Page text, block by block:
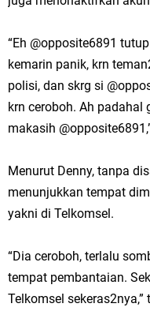
“Eh @opposite6891
kemarin panik, krn
polisi, dan skrg si
krn ceroboh. Ah padahal
makasih
Menurut Denny, tanpa
menunjukkan tempat
yakni di Telkomsel.
“Dia ceroboh, terlalu
tempat pembantaian.
Telkomsel sekeras2nya,”